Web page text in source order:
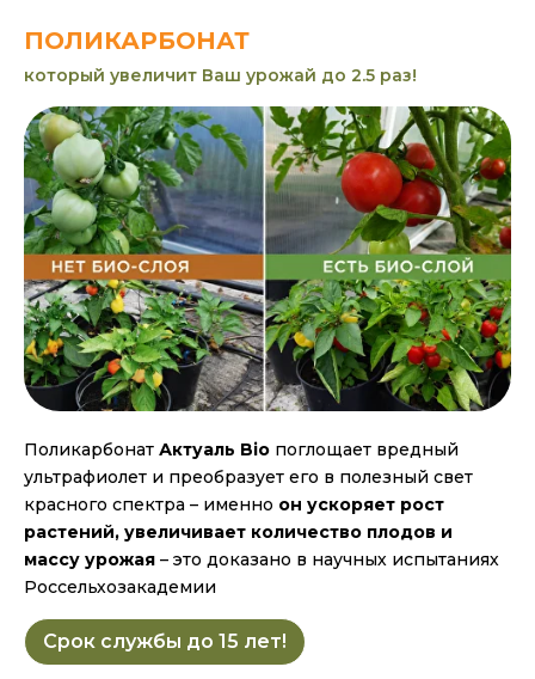
ПОЛИКАРБОНАТ
который увеличит Ваш урожай до 2.5 раз!
Поликарбонат Актуаль Bio поглощает вредный
ультрафиолет и преобразует его в полезный свет
красного спектра – именно он ускоряет рост
растений, увеличивает количество плодов и
массу урожая – это доказано в научных испытаниях
Россельхозакадемии
Срок службы до 15 лет!